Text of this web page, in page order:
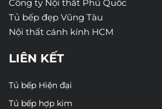
Công ty Nội thất Phú Quốc
Tủ bếp đẹp Vũng Tàu
Nội thất cánh kính HCM
LIÊN KẾT
Tủ bếp Hiện đại
Tủ bếp hợp kim